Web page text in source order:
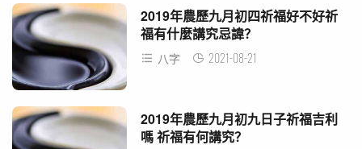
2019年農歷九月初四祈福好不好祈
福有什麼講究忌諱？
八字 2021-08-21
2019年農歷九月初九日子祈福吉利
嗎 祈福有何講究？